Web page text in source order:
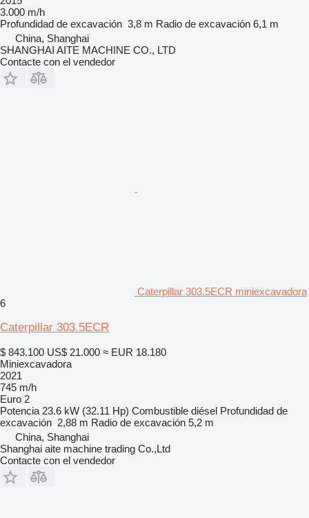
3.000 m/h
Profundidad de excavación 3,8 m Radio de excavación 6,1 m
China, Shanghai
SHANGHAI AITE MACHINE CO., LTD
Contacte con el vendedor
Caterpillar 303.5ECR miniexcavadora
6
Caterpillar 303.5ECR
$ 843.100 US$ 21.000 ≈ EUR 18.180
Miniexcavadora
2021
745 m/h
Euro 2
Potencia 23.6 kW (32.11 Hp) Combustible diésel Profundidad de
excavación 2,88 m Radio de excavación 5,2 m
China, Shanghai
Shanghai aite machine trading Co.,Ltd
Contacte con el vendedor